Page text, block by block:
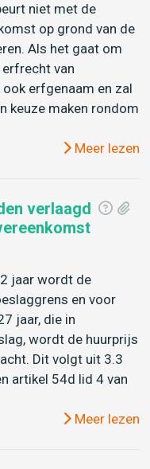
niet met de
op grond van de
Als het gaat om
van
erfgenaam en zal
keuze maken rondom
Meer lezen
verlaagd
jaar wordt de
en voor
jaar, die in
wordt de huurprijs
Dit volgt uit 3.3
artikel 54d lid 4 van
Meer lezen